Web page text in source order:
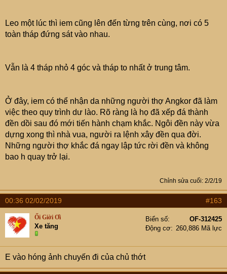
Leo một lúc thì iem cũng lên đến từng trên cùng, nơi có 5
toàn tháp đứng sát vào nhau.
Vẫn là 4 tháp nhỏ 4 góc và tháp to nhất ở trung tâm.
Ở đây, iem có thể nhận da những người thợ Angkor đã làm
việc theo quy trình dư lào. Rõ ràng là họ đã xếp đá thành
đền dồi sau đó mới tiến hành chạm khắc. Ngôi đền này vừa
dựng xong thì nhà vua, người ra lệnh xây đền qua đời.
Những người thợ khắc đá ngay lập tức rời đền và không
bao h quay trở lại.
Chỉnh sửa cuối: 2/2/19
00:36 02/02/2019 #163
Ối Giời Ơi
Xe tăng
Biển số
OF-312425
Động cơ
260,886 Mã lực
E vào hóng ảnh chuyến đi của chủ thớt